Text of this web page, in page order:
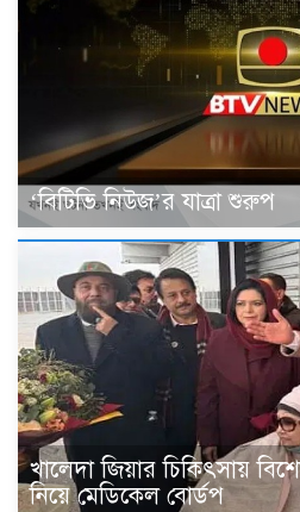
‘বিটিভি নিউজ’র যাত্রা শুরুপ
খালেদা জিয়ার চিকিৎসায়
নিয়ে মেডিকেল বোর্ডপ